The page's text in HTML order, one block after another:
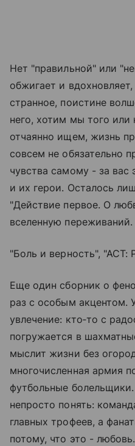
Нет "правильной" или
обжигает и
странное, поистине
него, хотим мы того или
отчаянно ищем, жизнь
совсем не обязательно
чувства самому - за вас
и их герои. Осталось
"Действие первое. О
вселенную переживаний.
"Боль и верность",
Еще один сборник о
раз с особым акцентом.
увлечение: кто‑то с
погружается в
мыслит жизни без
многочисленная армия
футбольные
непросто понять:
главных трофеев, а
потому, что это -